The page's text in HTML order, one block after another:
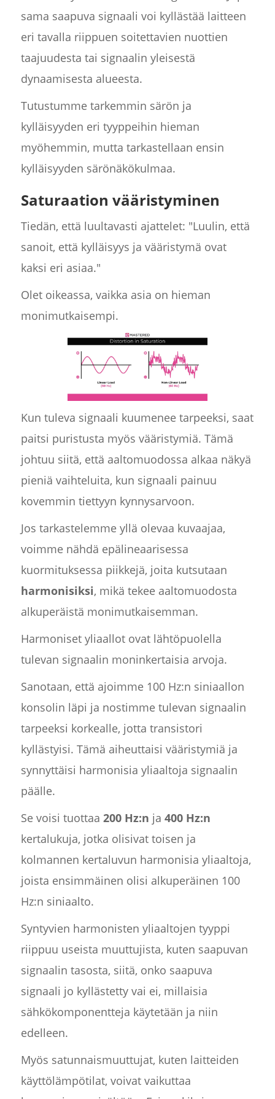
sama saapuva signaali voi kyllästää laitteen
eri tavalla riippuen soitettavien nuottien
taajuudesta tai signaalin yleisestä
dynaamisesta alueesta.
Tutustumme tarkemmin särön ja
kylläisyyden eri tyyppeihin hieman
myöhemmin, mutta tarkastellaan ensin
kylläisyyden särönäkökulmaa.
Saturaation vääristyminen
Tiedän, että luultavasti ajattelet: "Luulin, että
sanoit, että kylläisyys ja vääristymä ovat
kaksi eri asiaa."
Olet oikeassa, vaikka asia on hieman
monimutkaisempi.
Kun tuleva signaali kuumenee tarpeeksi, saat
paitsi puristusta myös vääristymiä. Tämä
johtuu siitä, että aaltomuodossa alkaa näkyä
pieniä vaihteluita, kun signaali painuu
kovemmin tiettyyn kynnysarvoon.
Jos tarkastelemme yllä olevaa kuvaajaa,
voimme nähdä epälineaarisessa
kuormituksessa piikkejä, joita kutsutaan
harmonisiksi, mikä tekee aaltomuodosta
alkuperäistä monimutkaisemman.
Harmoniset yliaallot ovat lähtöpuolella
tulevan signaalin moninkertaisia arvoja.
Sanotaan, että ajoimme 100 Hz:n siniaallon
konsolin läpi ja nostimme tulevan signaalin
tarpeeksi korkealle, jotta transistori
kyllästyisi. Tämä aiheuttaisi vääristymiä ja
synnyttäisi harmonisia yliaaltoja signaalin
päälle.
Se voisi tuottaa 200 Hz:n ja 400 Hz:n
kertalukuja, jotka olisivat toisen ja
kolmannen kertaluvun harmonisia yliaaltoja,
joista ensimmäinen olisi alkuperäinen 100
Hz:n siniaalto.
Syntyvien harmonisten yliaaltojen tyyppi
riippuu useista muuttujista, kuten saapuvan
signaalin tasosta, siitä, onko saapuva
signaali jo kyllästetty vai ei, millaisia
sähkökomponentteja käytetään ja niin
edelleen.
Myös satunnaismuuttujat, kuten laitteiden
käyttölämpötilat, voivat vaikuttaa